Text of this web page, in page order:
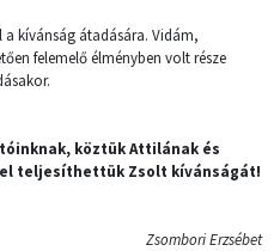
a kívánság átadására. Vidám,
felemelő élményben volt része
köztük Attilának és
teljesíthettük Zsolt kívánságát!
Zsombori Erzsébet